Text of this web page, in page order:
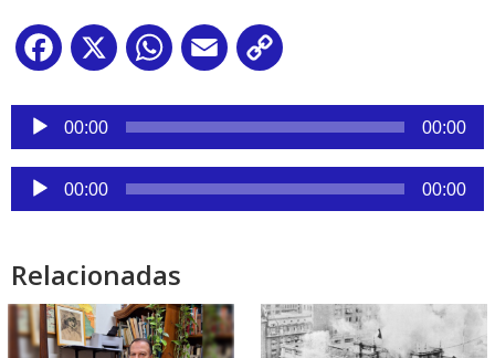
Facebook
X WhatsApp
Email
Reproductor
audio
00:00 00:00
Reproductor
de
00:00 00:00
Relacionadas